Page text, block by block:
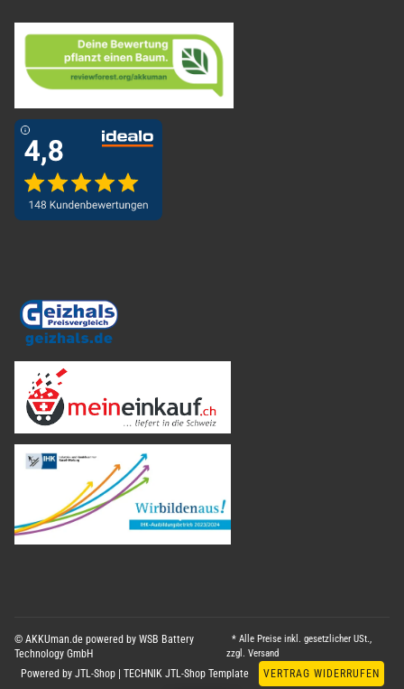
© AKKUman.de powered by WSB Battery
Technology GmbH
* Alle Preise inkl. gesetzlicher USt.,
zzgl.Versand
Powered by JTL-Shop TECHNIK JTL-Shop Template VERTRAG WIDERRUFEN